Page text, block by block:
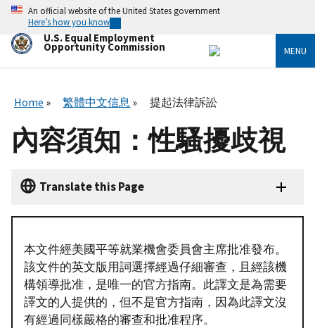
Skip
main
content
An official website of the United States government
Here’s how you know
U.S. Equal Employment
Opportunity Commission MENU
Home 繁體中文信息 提起法律訴訟
內容須知：性騷擾歧視
Translate this Page
本文件經美國平等就業機會委員會主席批准發布。
該文件的英文版用詞選擇經過仔細審查，且經該機
構領導批准，是唯一的官方指南。此譯文是為需要
譯文的人提供的，但不是官方指南，因為此譯文沒
有經過同樣嚴格的審查和批准程序。